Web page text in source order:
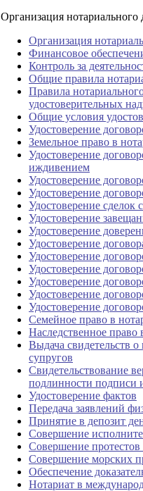
Организация нотариального
Организация
Финансовое
Контроль за
Общие правила
Правила
удостоверительных
Общие условия
Удостоверение
Земельное право в
Удостоверение
иждивением
Удостоверение
Удостоверение
Удостоверение сделок
Удостоверение
Удостоверение
Удостоверение
Удостоверение
Удостоверение
Удостоверение
Удостоверение
Удостоверение
Семейное право в
Наследственное право
Выдача свидетельств
супругов
Свидетельствование
подлинности подписи
Удостоверение фактов
Передача заявлений
Принятие в депозит
Совершение
Совершение протестов
Совершение морских
Обеспечение
Нотариат в